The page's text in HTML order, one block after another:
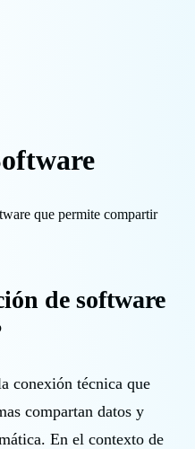
que permite compartir
de software
conexión técnica que
compartan datos y
En el contexto de